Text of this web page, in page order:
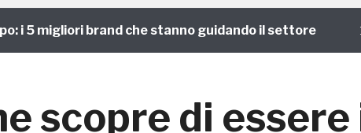
migliori brand che stanno guidando il settore 1
scopre di